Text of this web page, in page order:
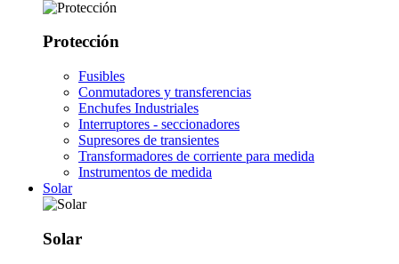
Protección
Fusibles
Conmutadores y transferencias
Enchufes Industriales
Interruptores - seccionadores
Supresores de transientes
Transformadores de corriente para medida
Instrumentos de medida
Solar
Solar